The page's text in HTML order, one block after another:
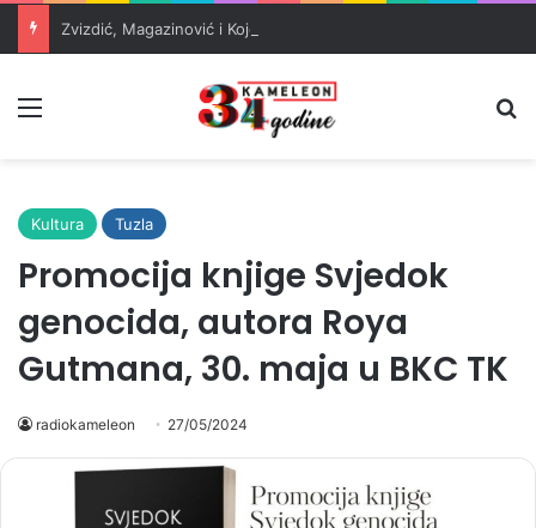
Kultura Tuzla
Promocija knjige Svjedok
genocida, autora Roya
Gutmana, 30. maja u BKC TK
radiokameleon 27/05/2024